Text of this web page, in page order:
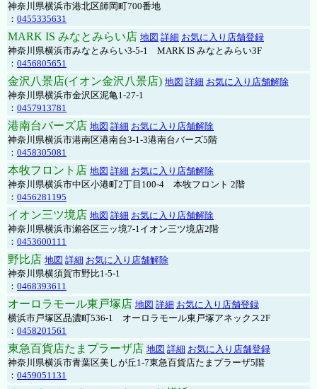
神奈川県横浜市港北区師岡町700番地
： 0455335631
MARK IS みなとみらい店 地図 詳細 お気に入り店舗登録
神奈川県横浜市みなとみらい3-5-1 MARK IS みなとみらい3F
： 0456805651
金沢八景店(イオン金沢八景店) 地図 詳細 お気に入り店舗解除
神奈川県横浜市金沢区泥亀1-27-1
： 0457913781
港南台バーズ店 地図 詳細 お気に入り店舗解除
神奈川県横浜市港南区港南台3-1-3港南台バーズ5階
： 0458305081
本牧フロント店 地図 詳細 お気に入り店舗解除
神奈川県横浜市中区小港町2丁目100-4 本牧フロント 2階
： 0456281195
イオン三ツ境店 地図 詳細 お気に入り店舗解除
神奈川県横浜市瀬谷区三ッ境7-1イオン三ツ境店2階
： 0453600111
野比店 地図 詳細 お気に入り店舗解除
神奈川県横須賀市野比1-5-1
： 0468393611
オーロラモール東戸塚店 地図 詳細 お気に入り店舗登録
横浜市戸塚区品濃町536-1 オーロラモール東戸塚アネックス2F
： 0458201561
東急百貨店たまプラーザ店 地図 詳細 お気に入り店舗登録
神奈川県横浜市青葉区美しが丘1-7東急百貨店たまプラーザ5階
： 0459051131